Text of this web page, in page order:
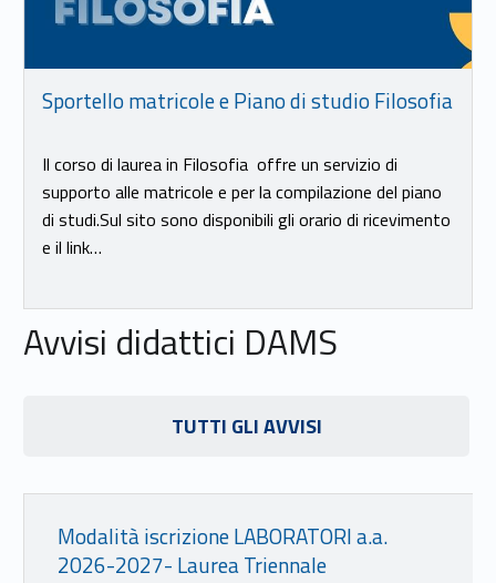
Sportello matricole e Piano di studio Filosofia
Il corso di laurea in Filosofia offre un servizio di
supporto alle matricole e per la compilazione del piano
di studi.Sul sito sono disponibili gli orario di ricevimento
e il link…
Avvisi didattici DAMS
TUTTI GLI AVVISI
Link identifier #identifier__126486-18
Modalità iscrizione LABORATORI a.a.
2026-2027- Laurea Triennale